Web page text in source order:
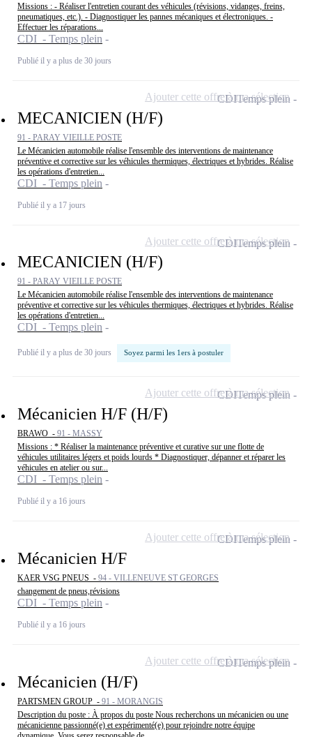
Missions : - Réaliser l'entretien courant des véhicules (révisions, vidanges, freins,
pneumatiques, etc.). - Diagnostiquer les pannes mécaniques et électroniques. -
Effectuer les réparations...
CDI - Temps plein
Publié il y a plus de 30 jours
MECANICIEN (H/F)
91 - PARAY VIEILLE POSTE
Le Mécanicien automobile réalise l'ensemble des interventions de maintenance
préventive et corrective sur les véhicules thermiques, électriques et hybrides. Réalise
les opérations d'entretien...
CDI - Temps plein
Publié il y a 17 jours
CDITemps plein
Ajouter cette offre à ma sélection
MECANICIEN (H/F)
91 - PARAY VIEILLE POSTE
Le Mécanicien automobile réalise l'ensemble des interventions de maintenance
préventive et corrective sur les véhicules thermiques, électriques et hybrides. Réalise
les opérations d'entretien...
CDI - Temps plein
Publié il y a plus de 30 jours Soyez parmi les 1ers à postuler
CDITemps plein
Ajouter cette offre à ma sélection
Mécanicien H/F (H/F)
BRAWO - 91 - MASSY
Missions : * Réaliser la maintenance préventive et curative sur une flotte de
véhicules utilitaires légers et poids lourds * Diagnostiquer, dépanner et réparer les
véhicules en atelier ou sur...
CDI - Temps plein
Publié il y a 16 jours
CDITemps plein
Ajouter cette offre à ma sélection
Mécanicien H/F
KAER VSG PNEUS - 94 - VILLENEUVE ST GEORGES
changement de pneus,révisions
CDI - Temps plein
Publié il y a 16 jours
CDITemps plein
Ajouter cette offre à ma sélection
Mécanicien (H/F)
PARTSMEN GROUP - 91 - MORANGIS
Description du poste : À propos du poste Nous recherchons un mécanicien ou une
mécanicienne passionné(e) et expérimenté(e) pour rejoindre notre équipe
CDITemps plein
Ajouter cette offre à ma sélection